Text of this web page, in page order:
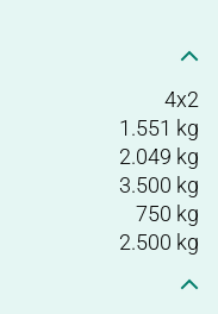
4x2
1.551 kg
2.049 kg
3.500 kg
750 kg
2.500 kg